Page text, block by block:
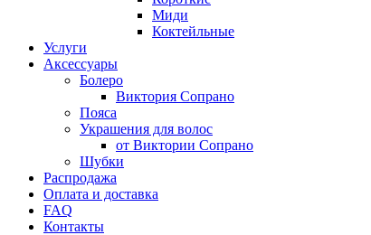
Миди
Коктейльные
Услуги
Аксессуары
Болеро
Виктория Сопрано
Пояса
Украшения для волос
от Виктории Сопрано
Шубки
Распродажа
Оплата и доставка
FAQ
Контакты